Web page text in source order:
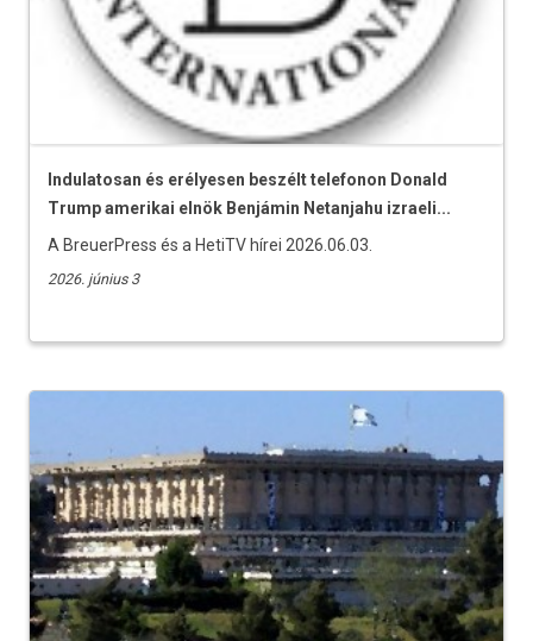
Indulatosan és erélyesen beszélt telefonon Donald
Trump amerikai elnök Benjámin Netanjahu izraeli...
A BreuerPress és a HetiTV hírei 2026.06.03.
2026. június 3